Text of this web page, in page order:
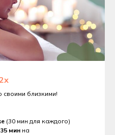
своими близкими!
(30 мин для каждого)
мин на